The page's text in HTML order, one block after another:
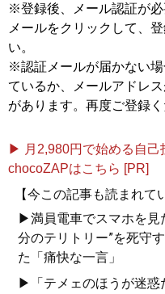
※登録後、メール認証が
メールをクリックして、
い。
※認証メールが届かない
ているか、メールアドレ
があります。再度ご登録く
▶ 月2,980円で始める自己
chocoZAPはこちら [PR]
【今この記事も読まれて
▶満員電車でスマホを見
分のテリトリー”を死守
た「痛快な一言」
▶「テメェのほうが迷惑